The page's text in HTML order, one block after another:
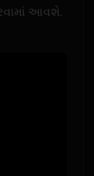
આવશે.